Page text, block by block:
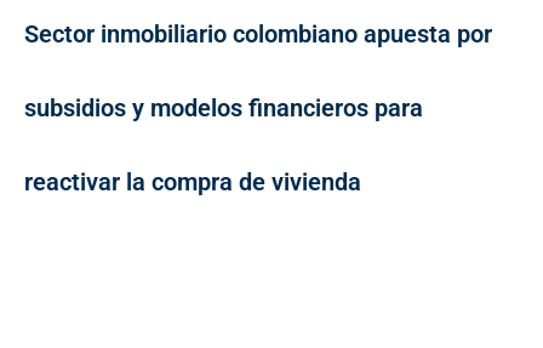
Sector inmobiliario colombiano apuesta por
subsidios y modelos financieros para
reactivar la compra de vivienda